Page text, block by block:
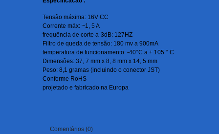
Tensão máxima: 16V CC
Corrente máx: ~1, 5 A
frequência de corte a-3dB: 127HZ
Filtro de queda de tensão: 180 mv a 900mA
temperatura de funcionamento: -40°C a + 105 ° C
Dimensões: 37, 7 mm x 8, 8 mm x 14, 5 mm
Peso: 8,1 gramas (incluindo o conector JST)
Conforme RoHS
projetado e fabricado na Europa
Comentários (0)